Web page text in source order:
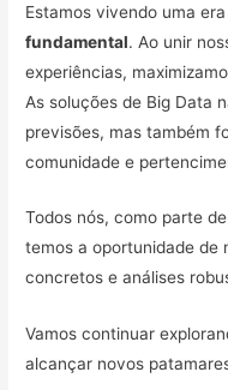
Estamos vivendo uma
fundamental. Ao unir
experiências,
As soluções de Big Data
previsões, mas também
comunidade e
Todos nós, como parte
temos a oportunidade de
concretos e análises
Vamos continuar
alcançar novos